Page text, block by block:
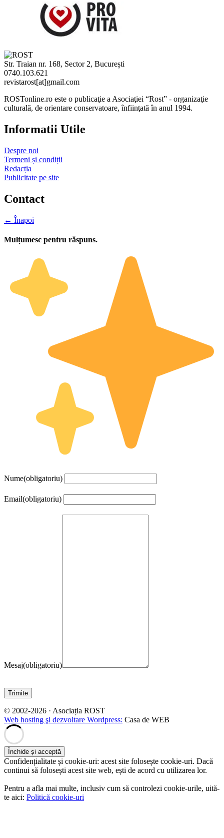
Str. Traian nr. 168, Sector 2, București
0740.103.621
revistarost[at]gmail.com
ROSTonline.ro este o publicaţie a Asociaţiei “Rost” - organizaţie
culturală, de orientare conservatoare, înfiinţată în anul 1994.
Informatii Utile
Despre noi
Termeni și condiții
Redacția
Publicitate pe site
Contact
← Înapoi
Mulțumesc pentru răspuns.
Nume(obligatoriu)
Email(obligatoriu)
Mesaj(obligatoriu)
Trimite
© 2002-2026 · Asociația ROST
Web hosting şi dezvoltare Wordpress: Casa de WEB
Confidențialitate și cookie-uri: acest site folosește cookie-uri. Dacă
continui să folosești acest site web, ești de acord cu utilizarea lor.
Pentru a afla mai multe, inclusiv cum să controlezi cookie-urile, uită-
te aici: Politică cookie-uri